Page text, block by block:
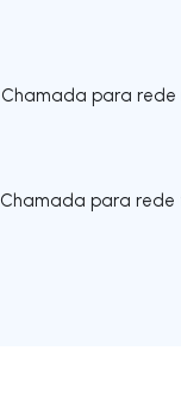
Chamada para rede
Chamada para rede